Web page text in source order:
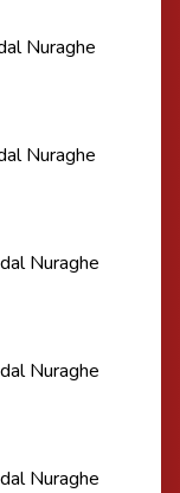
Nuraghe
Nuraghe
Nuraghe
Nuraghe
Nuraghe